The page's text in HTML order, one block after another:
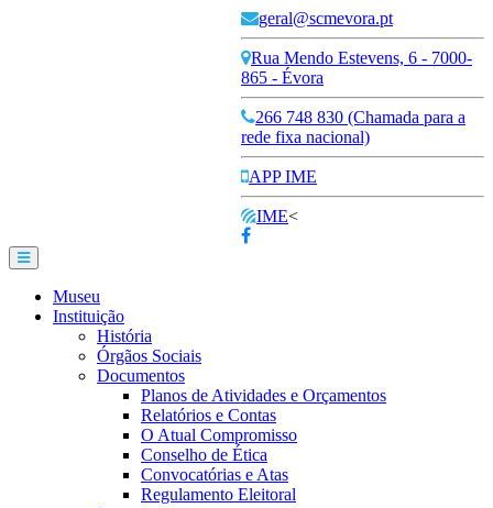
geral@scmevora.pt
Rua Mendo Estevens, 6 - 7000-
865 - Évora
266 748 830 (Chamada para a
rede fixa nacional)
APP IME
IME<
Museu
Instituição
História
Órgãos Sociais
Documentos
Planos de Atividades e Orçamentos
Relatórios e Contas
O Atual Compromisso
Conselho de Ética
Convocatórias e Atas
Regulamento Eleitoral